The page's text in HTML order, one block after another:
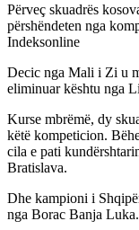
Përveç skuadrës
përshëndeten nga
Indeksonline
Decic nga Mali i Zi u
eliminuar kështu nga
Kurse mbrëmë, dy
këtë kompeticion.
cila e pati
Bratislava.
Dhe kampioni i
nga Borac Banja Luka.